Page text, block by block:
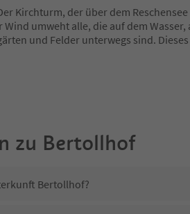
Kirchturm, der über dem Reschensee
umweht alle, die auf dem Wasser,
und Felder unterwegs sind.
zu Bertollhof
Bertollhof?